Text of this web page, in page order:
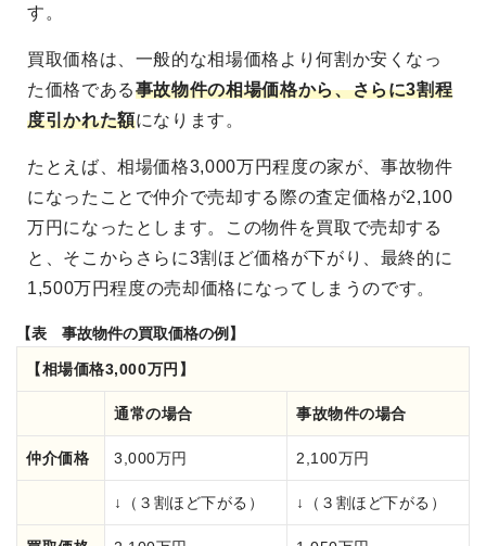
す。
買取価格は、一般的な相場価格より何割か安くなっ
た価格である事故物件の相場価格から、さらに3割程
度引かれた額になります。
たとえば、相場価格3,000万円程度の家が、事故物件
になったことで仲介で売却する際の査定価格が2,100
万円になったとします。この物件を買取で売却する
と、そこからさらに3割ほど価格が下がり、最終的に
1,500万円程度の売却価格になってしまうのです。
【表 事故物件の買取価格の例】
【相場価格3,000万円】
通常の場合 事故物件の場合
仲介価格 3,000万円 2,100万円
↓（３割ほど下がる） ↓（３割ほど下がる）